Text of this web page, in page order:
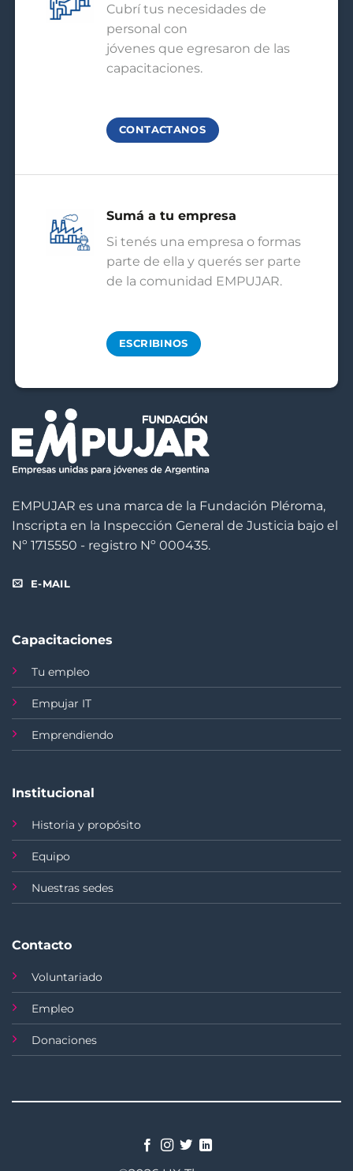
Cubrí tus necesidades de
personal con
jóvenes que egresaron de las
capacitaciones.
CONTACTANOS
Sumá a tu empresa
Si tenés una empresa o formas
parte de ella y querés ser parte
de la comunidad EMPUJAR.
ESCRIBINOS
EMPUJAR es una marca de la Fundación Pléroma,
Inscripta en la Inspección General de Justicia bajo el
Nº 1715550 - registro Nº 000435.
E-MAIL
Capacitaciones
Tu empleo
Empujar IT
Emprendiendo
Institucional
Historia y propósito
Equipo
Nuestras sedes
Contacto
Voluntariado
Empleo
Donaciones